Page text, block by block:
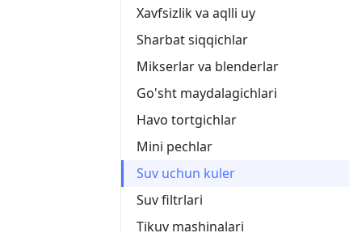
Xavfsizlik va aqlli uy
Sharbat siqqichlar
Mikserlar va blenderlar
Go'sht maydalagichlari
Havo tortgichlar
Mini pechlar
Suv uchun kuler
Suv filtrlari
Tikuv mashinalari